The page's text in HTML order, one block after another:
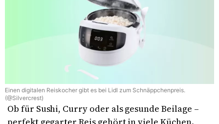
Einen digitalen Reiskocher gibt es bei Lidl zum Schnäppchenpreis.
(@Silvercrest)
Ob für Sushi, Curry oder als gesunde Beilage –